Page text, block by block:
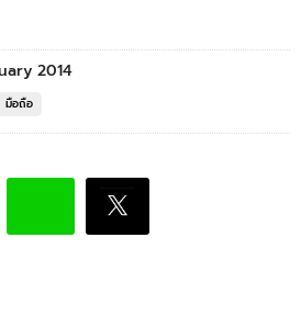
2014
มือถือ